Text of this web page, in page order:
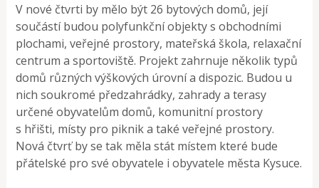
V nové čtvrti by mělo být 26 bytových domů, její
součástí budou polyfunkční objekty s obchodními
plochami, veřejné prostory, mateřská škola, relaxační
centrum a sportoviště. Projekt zahrnuje několik typů
domů různých výškových úrovní a dispozic. Budou u
nich soukromé předzahrádky, zahrady a terasy
určené obyvatelům domů, komunitní prostory
s hřišti, místy pro piknik a také veřejné prostory.
Nová čtvrť by se tak měla stát místem které bude
přátelské pro své obyvatele i obyvatele města Kysuce.